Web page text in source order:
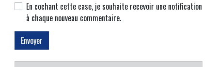
En cochant cette case, je souhaite recevoir une notification
à chaque nouveau commentaire.